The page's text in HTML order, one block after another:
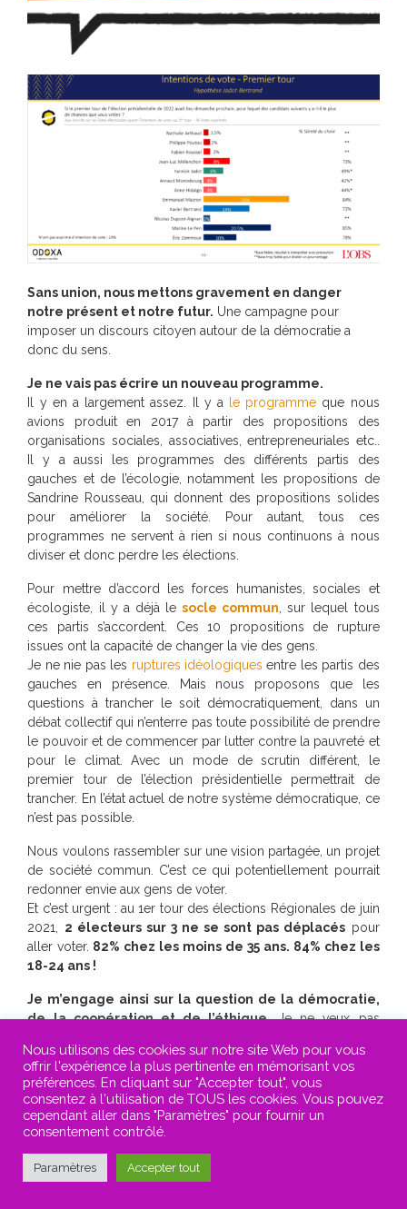
Sans union, nous mettons gravement en danger
notre présent et notre futur. Une campagne pour
imposer un discours citoyen autour de la démocratie a
donc du sens.
Je ne vais pas écrire un nouveau programme.
Il y en a largement assez. Il y a le programme que nous
avions produit en 2017 à partir des propositions des
organisations sociales, associatives, entrepreneuriales etc..
Il y a aussi les programmes des différents partis des
gauches et de l’écologie, notamment les propositions de
Sandrine Rousseau, qui donnent des propositions solides
pour améliorer la société. Pour autant, tous ces
programmes ne servent à rien si nous continuons à nous
diviser et donc perdre les élections.
Pour mettre d’accord les forces humanistes, sociales et
écologiste, il y a déjà lesocle commun, sur lequel tous
ces partis s’accordent. Ces 10 propositions de rupture
issues ont la capacité de changer la vie des gens.
Je ne nie pas les ruptures idéologiques entre les partis des
gauches en présence. Mais nous proposons que les
questions à trancher le soit démocratiquement, dans un
débat collectif qui n’enterre pas toute possibilité de prendre
le pouvoir et de commencer par lutter contre la pauvreté et
pour le climat. Avec un mode de scrutin différent, le
premier tour de l’élection présidentielle permettrait de
trancher. En l’état actuel de notre système démocratique, ce
n’est pas possible.
Nous voulons rassembler sur une vision partagée, un projet
de société commun. C’est ce qui potentiellement pourrait
redonner envie aux gens de voter.
Et c’est urgent : au 1er tour des élections Régionales de juin
2021, 2 électeurs sur 3 ne se sont pas déplacés pour
aller voter. 82% chez les moins de 35 ans. 84% chez les
18-24 ans !
Je m’engage ainsi sur la question de la démocratie,
de la coopération et de l’éthique.Je ne veux pas
un nouveau programme. Vous pouvez retrouver
le programme que j’ai porté en 2017 ici.
L’urgence est aujourd’hui démocratique, sociale et
écologique, pour combattre la pauvreté et agir pour le
cadre, mon engagement à la Primaire Populaire se porte
sur la question de la confiance retrouvée entre citoyennes,
Nous utilisons des cookies sur notre site Web pour vous
offrir l'expérience la plus pertinente en mémorisant vos
préférences. En cliquant sur "Accepter tout", vous
consentez à l'utilisation de TOUS les cookies. Vous pouvez
cependant aller dans "Paramètres" pour fournir un
consentement contrôlé.
Paramètres Accepter tout